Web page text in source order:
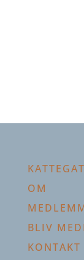
OM
BLIV
KONTAKT